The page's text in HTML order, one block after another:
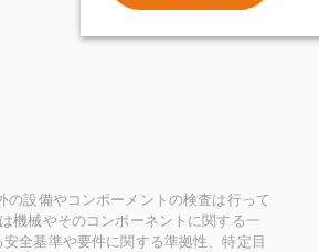
設備やコンポーメントの検査は行って
機械やそのコンポーネントに関する一
全基準や要件に関する準拠性、特定目